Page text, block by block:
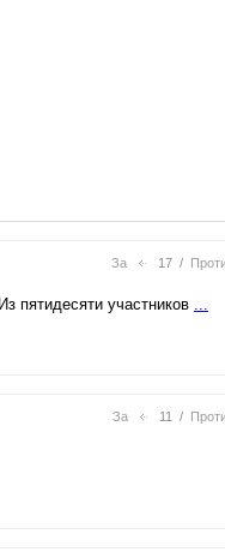
За 17 /
пятидесяти участников ...
За 11 /